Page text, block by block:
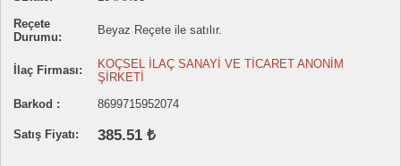
Reçete
Durumu:
Beyaz Reçete ile satılır.
İlaç Firması:
KOÇSEL İLAÇ SANAYİ VE TİCARET ANONİM
ŞİRKETİ
Barkod :
8699715952074
Satış Fiyatı: 385.51 ₺